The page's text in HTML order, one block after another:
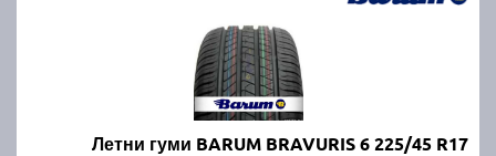
Летни гуми BARUM BRAVURIS 6 225/45 R17